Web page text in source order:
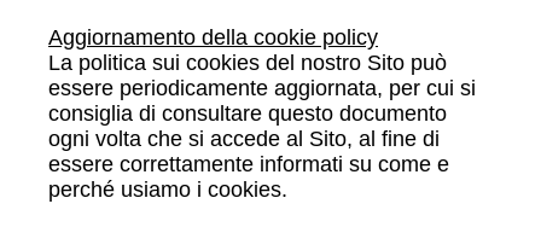
Aggiornamento della cookie policy
La politica sui cookies del nostro Sito può
essere periodicamente aggiornata, per cui si
consiglia di consultare questo documento
ogni volta che si accede al Sito, al fine di
essere correttamente informati su come e
perché usiamo i cookies.